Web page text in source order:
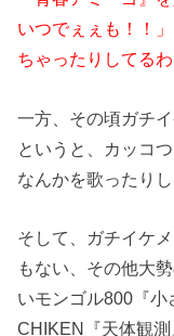
いつでぇぇも！！
ちゃったりしてる
一方、その頃ガチ
というと、カッコ
なんかを歌ったり
そして、ガチイケ
もない、その他大
いモンゴル800『
CHIKEN『天体観測